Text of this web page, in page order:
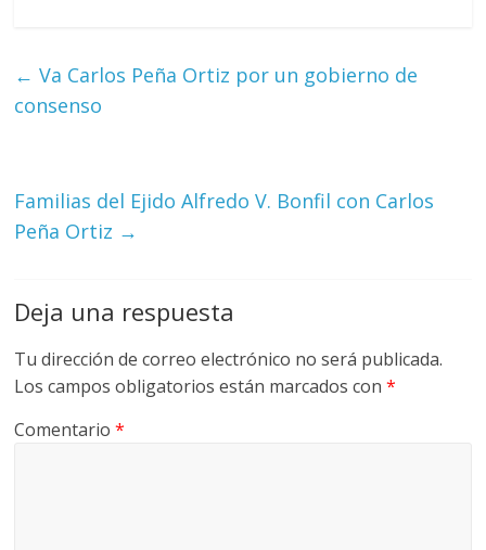
← Va Carlos Peña Ortiz por un gobierno de
consenso
Familias del Ejido Alfredo V. Bonfil con Carlos
Peña Ortiz →
Deja una respuesta
Tu dirección de correo electrónico no será publicada.
Los campos obligatorios están marcados con*
Comentario*